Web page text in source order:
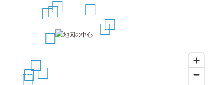
14
10
11
13
14
15
16
19
21